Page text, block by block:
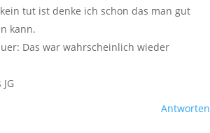
tut ist denke ich schon das man gut
kann.
Das war wahrscheinlich wieder
Antworten